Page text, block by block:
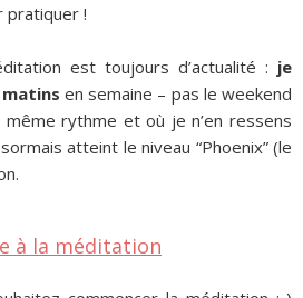
pratiquer !
est toujours d’actualité : je
en semaine – pas le weekend
rythme et où je n’en ressens
atteint le niveau “Phoenix” (le
à la méditation